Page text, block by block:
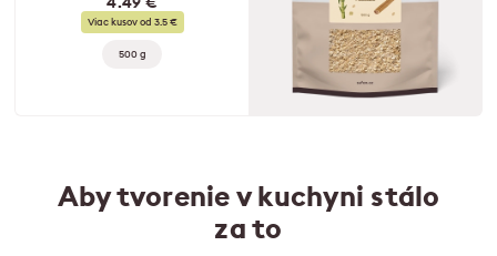
Viac kusov od 3.5 €
500 g
Aby tvorenie v kuchyni stálo
za to